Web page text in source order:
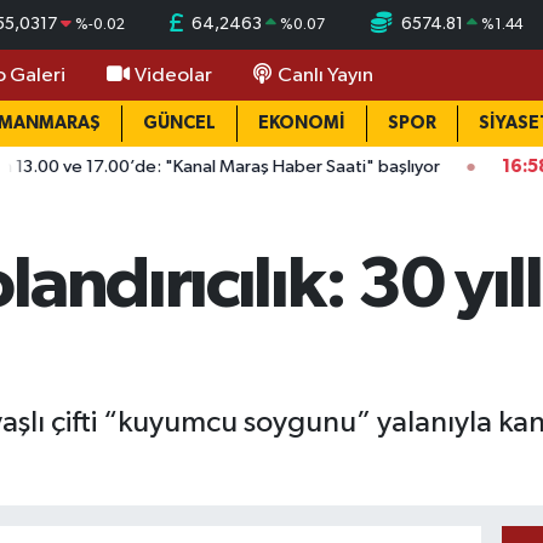
%-0.02 64,2463 %0.07 6574.81 %1.44
Galeri Videolar Canlı Yayın
GÜNCEL EKONOMİ SPOR
"Kanal Maraş Haber Saati" başlıyor 16:58Onikişubat
30
çifti “kuyumcu soygunu” yalanıyla